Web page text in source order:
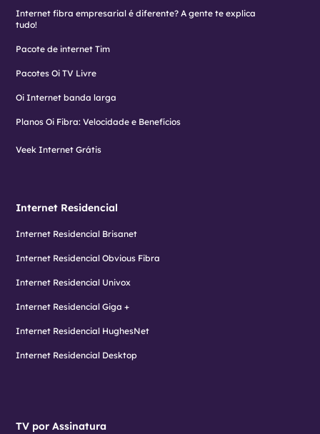
Internet fibra empresarial é diferente? A gente te explica
tudo!
Pacote de internet Tim
Pacotes Oi TV Livre
Oi Internet banda larga
Planos Oi Fibra: Velocidade e Benefícios
Veek Internet Grátis
Internet Residencial
Internet Residencial Brisanet
Internet Residencial Obvious Fibra
Internet Residencial Univox
Internet Residencial Giga +
Internet Residencial HughesNet
Internet Residencial Desktop
TV por Assinatura